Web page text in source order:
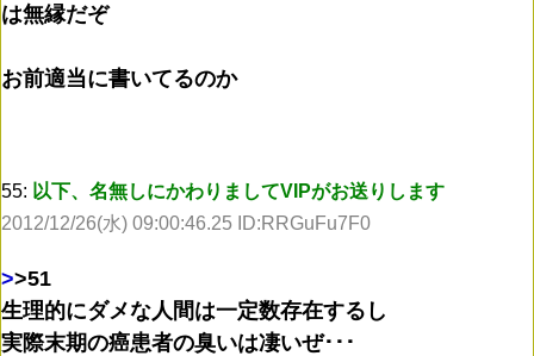
は無縁だぞ
お前適当に書いてるのか
55: 以下、名無しにかわりましてVIPがお送りします
2012/12/26(水) 09:00:46.25 ID:RRGuFu7F0
>>51
生理的にダメな人間は一定数存在するし
実際末期の癌患者の臭いは凄いぜ･･･